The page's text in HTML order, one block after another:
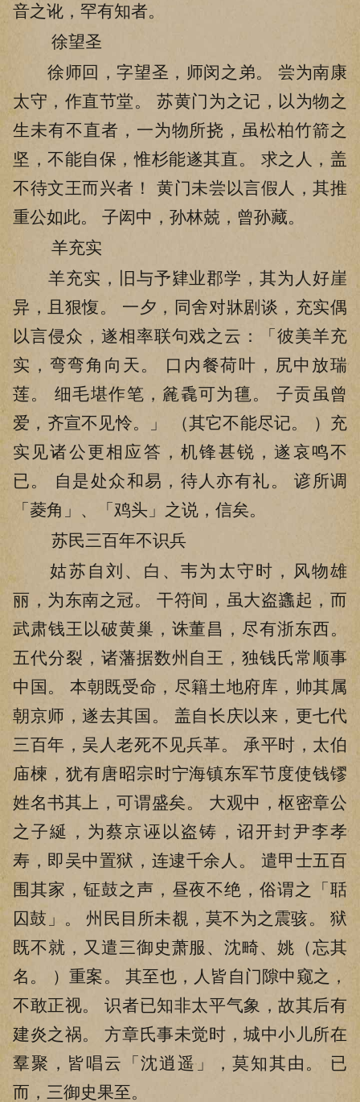
音之讹，罕有知者。
徐望圣
徐师回，字望圣，师闵之弟。 尝为南康
太守，作直节堂。 苏黄门为之记，以为物之
生未有不直者，一为物所挠，虽松柏竹箭之
坚，不能自保，惟杉能遂其直。 求之人，盖
不待文王而兴者！ 黄门未尝以言假人，其推
重公如此。 子闳中，孙林兢，曾孙藏。
羊充实
羊充实，旧与予肄业郡学，其为人好崖
异，且狠愎。 一夕，同舍对牀剧谈，充实偶
以言侵众，遂相率联句戏之云：「彼美羊充
实，弯弯角向天。 口内餐荷叶，尻中放瑞
莲。 细毛堪作笔，麄毳可为氊。 子贡虽曾
爱，齐宣不见怜。」 （其它不能尽记。 ）充
实见诸公更相应答，机锋甚锐，遂哀鸣不
已。 自是处众和易，待人亦有礼。 谚所调
「菱角」、「鸡头」之说，信矣。
苏民三百年不识兵
姑苏自刘、白、韦为太守时，风物雄
丽，为东南之冠。 干符间，虽大盗蠭起，而
武肃钱王以破黄巢，诛董昌，尽有浙东西。
五代分裂，诸藩据数州自王，独钱氏常顺事
中国。 本朝既受命，尽籍土地府库，帅其属
朝京师，遂去其国。 盖自长庆以来，更七代
三百年，吴人老死不见兵革。 承平时，太伯
庙楝，犹有唐昭宗时宁海镇东军节度使钱镠
姓名书其上，可谓盛矣。 大观中，枢密章公
之子綖，为蔡京诬以盗铸，诏开封尹李孝
寿，即吴中置狱，连逮千余人。 遣甲士五百
围其家，钲鼓之声，昼夜不绝，俗谓之「聒
囚鼓」。 州民目所未覩，莫不为之震骇。 狱
既不就，又遣三御史萧服、沈畸、姚（忘其
名。 ）重案。 其至也，人皆自门隙中窥之，
不敢正视。 识者已知非太平气象，故其后有
建炎之祸。 方章氏事未觉时，城中小儿所在
羣聚，皆唱云「沈逍遥」，莫知其由。 已
而，三御史果至。